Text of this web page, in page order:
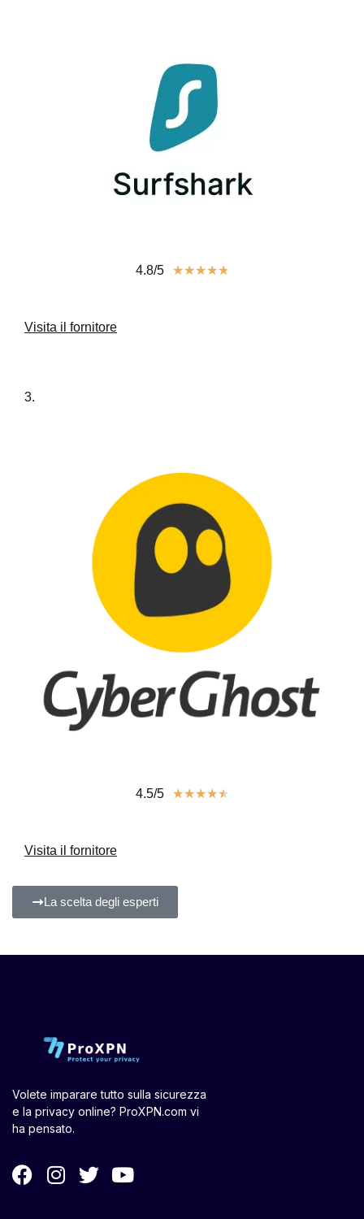
4.8/5 ★★★★★
Visita il fornitore
3.
4.5/5 ★★★★★
Visita il fornitore
La scelta degli esperti
Volete imparare tutto sulla sicurezza
e la privacy online? ProXPN.com vi
ha pensato.